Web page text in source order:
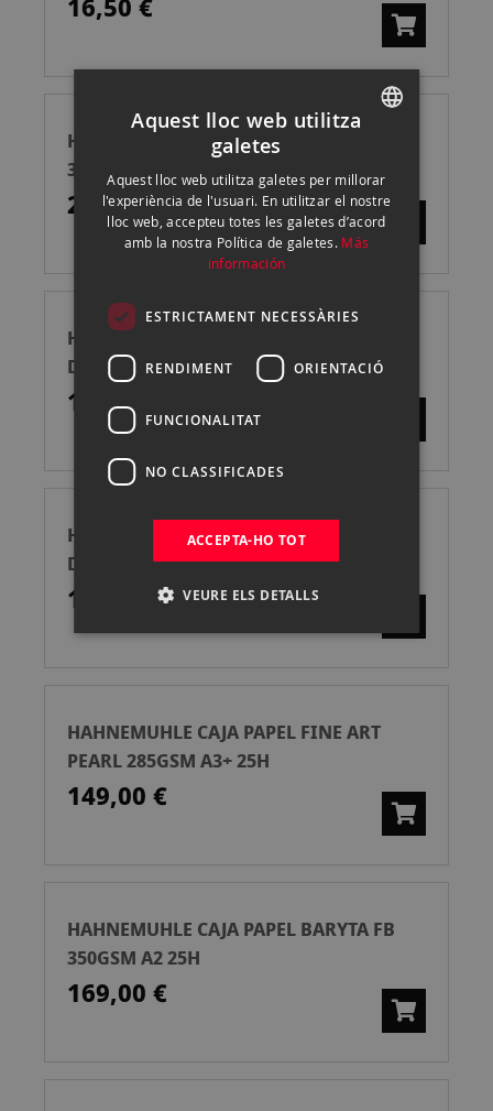
16,50 €
HAHNEMUHLE SOBRE WILLIAM TURNER
310G A4 10H
22,00 €
HAHNEMUHLE CAJA PAPEL PHOTO RAG
DUO 276GSM A3+ 25H
139,00 €
HAHNEMUHLE CAJA PAPEL ALBRECHT
DURER 210GSM DIN A2 25H
159,00 €
HAHNEMUHLE CAJA PAPEL FINE ART
PEARL 285GSM A3+ 25H
149,00 €
HAHNEMUHLE CAJA PAPEL BARYTA FB
350GSM A2 25H
169,00 €
ENGLISH
CATALAN
Aquest lloc web utilitza
galetes
Aquest lloc web utilitza galetes per millorar
l'experiència de l'usuari. En utilitzar el nostre
lloc web, accepteu totes les galetes d’acord
amb la nostra Política de galetes. Más
información
ESTRICTAMENT NECESSÀRIES
RENDIMENT ORIENTACIÓ
FUNCIONALITAT
NO CLASSIFICADES
ACCEPTA-HO TOT
VEURE ELS DETALLS